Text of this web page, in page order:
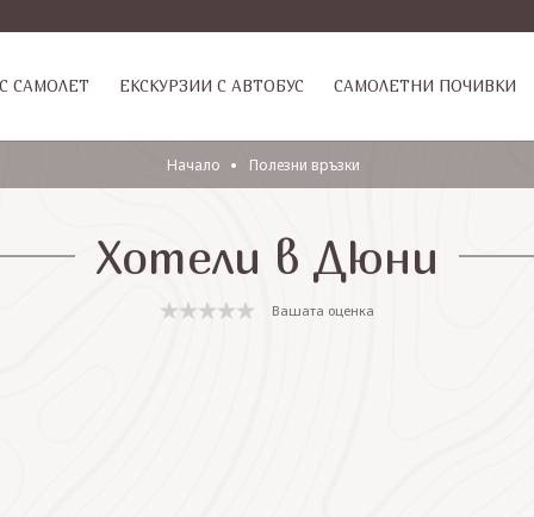
САМОЛЕТ ЕКСКУРЗИИ С АВТОБУС САМОЛЕТНИ ПОЧИВКИ
Начало Полезни връзки
Хотели в Дюни
Вашата оценка